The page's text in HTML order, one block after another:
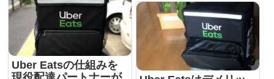
Uber Eatsの仕組みを